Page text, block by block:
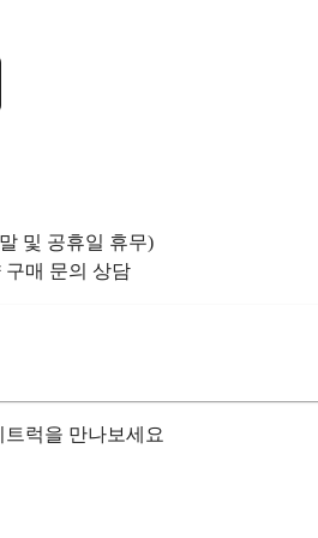
및 공휴일 휴무)
구매 문의 상담
럭을 만나보세요